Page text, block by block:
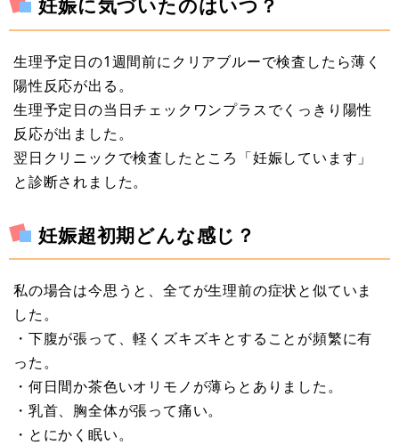
妊娠に気づいたのはいつ？
生理予定日の1週間前にクリアブルーで検査したら薄く
陽性反応が出る。
生理予定日の当日チェックワンプラスでくっきり陽性
反応が出ました。
翌日クリニックで検査したところ「妊娠しています」
と診断されました。
妊娠超初期どんな感じ？
私の場合は今思うと、全てが生理前の症状と似ていま
した。
・下腹が張って、軽くズキズキとすることが頻繁に有
った。
・何日間か茶色いオリモノが薄らとありました。
・乳首、胸全体が張って痛い。
・とにかく眠い。